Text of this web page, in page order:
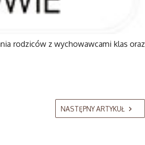
rodziców z wychowawcami klas oraz
NASTĘPNY ARTYKUŁ